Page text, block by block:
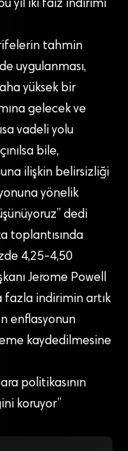
yıl iki faiz indirimi
tahmin
uygulanması,
yüksek bir
gelecek ve
vadeli yolu
bile,
ilişkin belirsizliği
yönelik
dedi
toplantısında
4,25-4,50
Jerome Powell
indirimin artık
enflasyonun
kaydedilmesine
politikasının
koruyor”